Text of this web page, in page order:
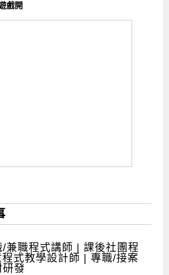
戲開
兼職程式講師 | 課後社團程
式教學設計師 | 專職/接案
研發